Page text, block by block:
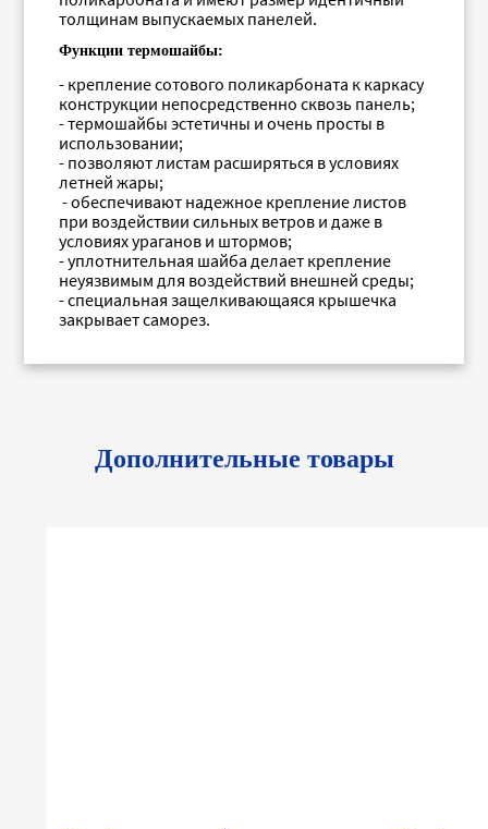
толщинам выпускаемых панелей.
Функции термошайбы:
- крепление сотового поликарбоната к каркасу
конструкции непосредственно сквозь панель;
- термошайбы эстетичны и очень просты в
использовании;
- позволяют листам расширяться в условиях
летней жары;
- обеспечивают надежное крепление листов
при воздействии сильных ветров и даже в
условиях ураганов и штормов;
- уплотнительная шайба делает крепление
неуязвимым для воздействий внешней среды;
- специальная защелкивающаяся крышечка
закрывает саморез.
Дополнительные товары